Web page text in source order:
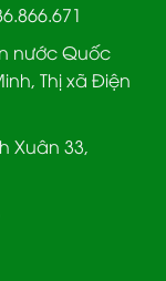
nước Quốc
Thị xã Điện
Xuân 33,